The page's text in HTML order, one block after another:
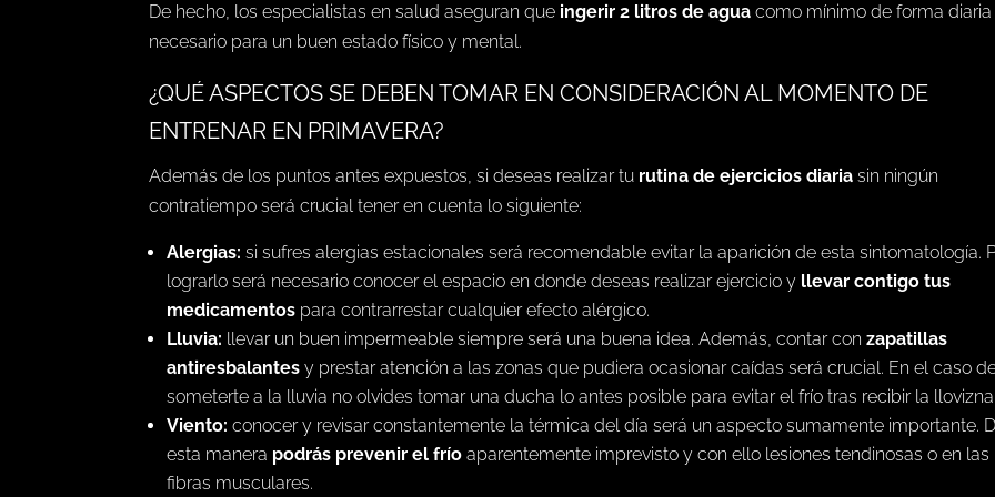
De hecho, los especialistas en salud aseguran que ingerir 2 litros de aguacomo mínimo de forma diaria
necesario para un buen estado físico y mental.
¿QUÉ ASPECTOS SE DEBEN TOMAR EN CONSIDERACIÓN AL MOMENTO DE
ENTRENAR EN PRIMAVERA?
Además de los puntos antes expuestos, si deseas realizar tu rutina de ejercicios diariasin ningún
contratiempo será crucial tener en cuenta lo siguiente:
Alergias: si sufres alergias estacionales será recomendable evitar la aparición de esta sintomatología.
lograrlo será necesario conocer el espacio en donde deseas realizar ejercicio y llevar contigo tus
medicamentos para contrarrestar cualquier efecto alérgico.
Lluvia: llevar un buen impermeable siempre será una buena idea. Además, contar conzapatillas
antiresbalantes y prestar atención a las zonas que pudiera ocasionar caídas será crucial. En el caso
someterte a la lluvia no olvides tomar una ducha lo antes posible para evitar el frío tras recibir la llovizna.
Viento: conocer y revisar constantemente la térmica del día será un aspecto sumamente importante.
esta manera podrás prevenir el frío aparentemente imprevisto y con ello lesiones tendinosas o en las
fibras musculares.